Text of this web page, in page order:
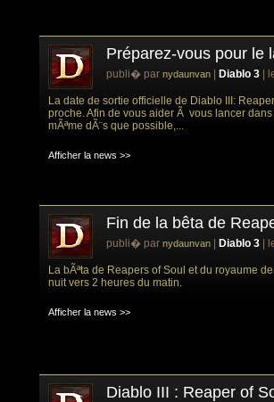
Préparez-vous pour le
publi� par nydaunvan Diablo 3 |
La date de sortie officielle de Diablo III:
proche. Afin de vous aider Ã vous lancer
mÃªme dÃ¨s que possible,...
Afficher la news >>
Fin de la bêta de
publi� par nydaunvan Diablo 3 |
La bÃªta de Reapers of Soul et du royaume
nuit vers 2 heures du matin.
Afficher la news >>
Diablo III : Reaper of